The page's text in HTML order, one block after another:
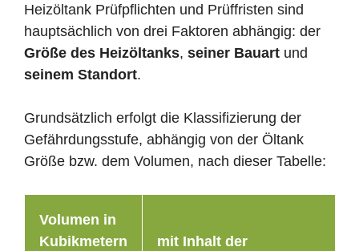
Heizöltank Prüfpflichten und Prüffristen sind
hauptsächlich von drei Faktoren abhängig: der
Größe des Heizöltanks, seiner Bauart und
seinem Standort.
Grundsätzlich erfolgt die Klassifizierung der
Gefährdungsstufe, abhängig von der Öltank
Größe bzw. dem Volumen, nach dieser Tabelle:
Volumen in
Kubikmetern
mit Inhalt der